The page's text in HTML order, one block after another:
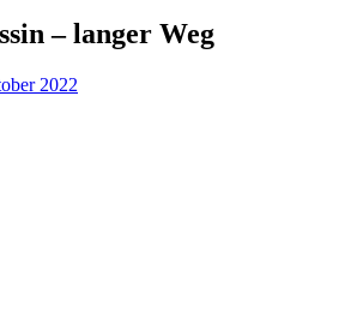
– langer Weg
2022